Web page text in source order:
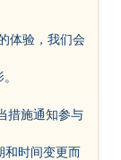
体验，我们会
措施通知参与
和时间变更而